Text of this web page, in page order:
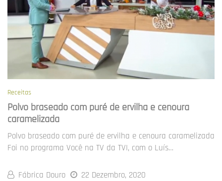
Receitas
Polvo braseado com puré de ervilha e cenoura
caramelizada
Polvo braseado com puré de ervilha e cenoura caramelizada
Foi no programa Você na TV da TVI, com o Luís…
Fábrica Douro 22 Dezembro, 2020